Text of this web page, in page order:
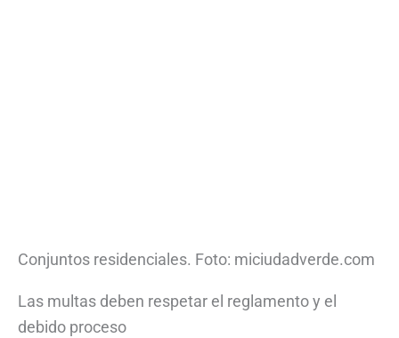
Conjuntos residenciales. Foto: miciudadverde.com
Las multas deben respetar el reglamento y el
debido proceso